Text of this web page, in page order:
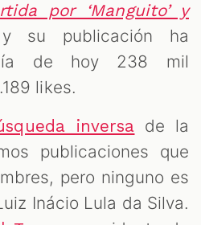
por ‘Manguito’ y
su publicación ha
de hoy 238 mil
likes.
inversa de la
publicaciones que
pero ninguno es
Inácio Lula da Silva.